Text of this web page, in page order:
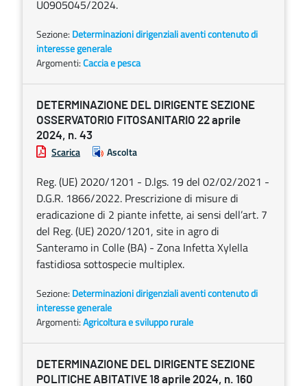
U0905045/2024.
Sezione: Determinazioni dirigenziali aventi contenuto di
interesse generale
Argomenti:Caccia e pesca
DETERMINAZIONE DEL DIRIGENTE SEZIONE
OSSERVATORIO FITOSANITARIO 22 aprile
2024, n. 43
Scarica Ascolta
Reg. (UE) 2020/1201 - D.lgs. 19 del 02/02/2021 -
D.G.R. 1866/2022. Prescrizione di misure di
eradicazione di 2 piante infette, ai sensi dell’art. 7
del Reg. (UE) 2020/1201, site in agro di
Santeramo in Colle (BA) - Zona Infetta Xylella
fastidiosa sottospecie multiplex.
Sezione: Determinazioni dirigenziali aventi contenuto di
interesse generale
Argomenti:Agricoltura e sviluppo rurale
DETERMINAZIONE DEL DIRIGENTE SEZIONE
POLITICHE ABITATIVE 18 aprile 2024, n. 160